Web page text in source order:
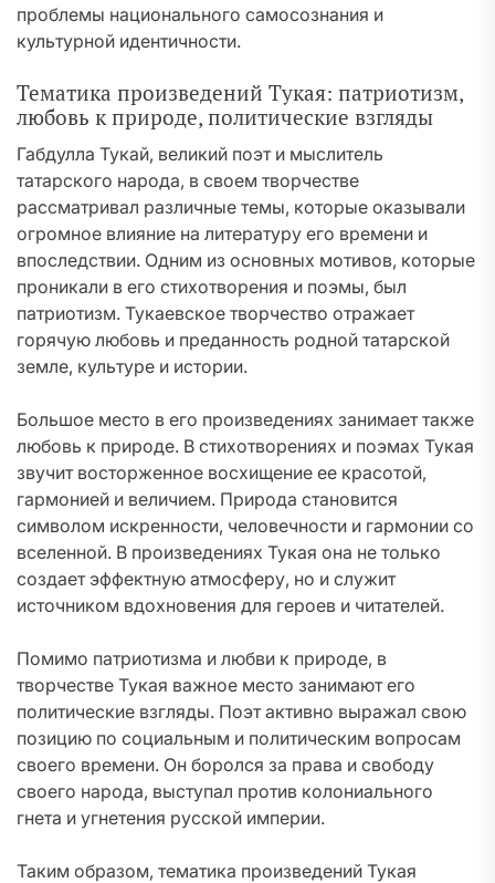
проблемы национального самосознания и
культурной идентичности.
Тематика произведений Тукая: патриотизм,
любовь к природе, политические взгляды
Габдулла Тукай, великий поэт и мыслитель
татарского народа, в своем творчестве
рассматривал различные темы, которые оказывали
огромное влияние на литературу его времени и
впоследствии. Одним из основных мотивов, которые
проникали в его стихотворения и поэмы, был
патриотизм. Тукаевское творчество отражает
горячую любовь и преданность родной татарской
земле, культуре и истории.
Большое место в его произведениях занимает также
любовь к природе. В стихотворениях и поэмах Тукая
звучит восторженное восхищение ее красотой,
гармонией и величием. Природа становится
символом искренности, человечности и гармонии со
вселенной. В произведениях Тукая она не только
создает эффектную атмосферу, но и служит
источником вдохновения для героев и читателей.
Помимо патриотизма и любви к природе, в
творчестве Тукая важное место занимают его
политические взгляды. Поэт активно выражал свою
позицию по социальным и политическим вопросам
своего времени. Он боролся за права и свободу
своего народа, выступал против колониального
гнета и угнетения русской империи.
Таким образом, тематика произведений Тукая